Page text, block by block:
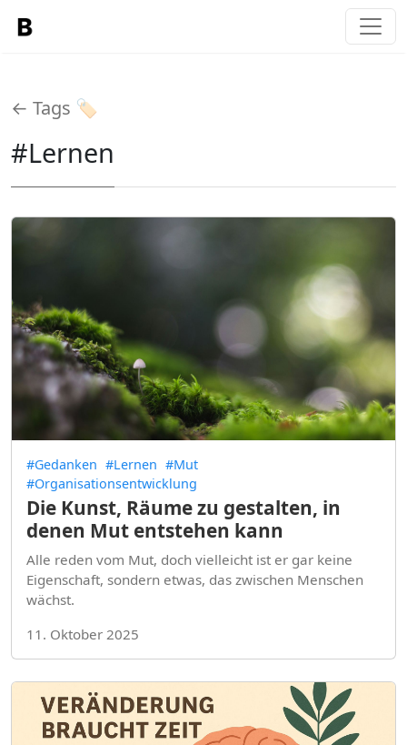
← Tags 🏷️
#Lernen
#Gedanken #Lernen #Mut
#Organisationsentwicklung
Die Kunst, Räume zu gestalten, in
denen Mut entstehen kann
Alle reden vom Mut, doch vielleicht ist er gar keine
Eigenschaft, sondern etwas, das zwischen Menschen
wächst.
11. Oktober 2025